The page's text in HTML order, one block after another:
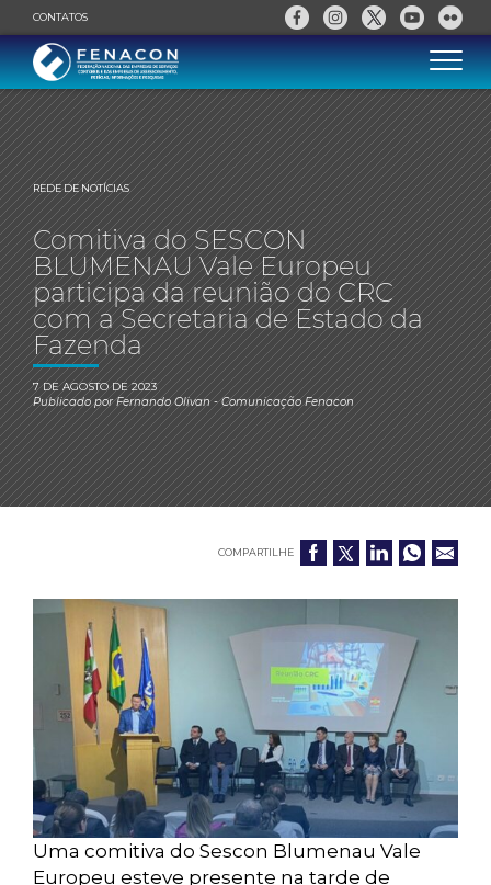
CONTATOS
REDE DE NOTÍCIAS
Comitiva do SESCON
BLUMENAU Vale Europeu
participa da reunião do CRC
com a Secretaria de Estado da
Fazenda
7 DE AGOSTO DE 2023
Publicado porFernando Olivan- Comunicação Fenacon
COMPARTILHE
Uma comitiva do Sescon Blumenau Vale
Europeu esteve presente na tarde de